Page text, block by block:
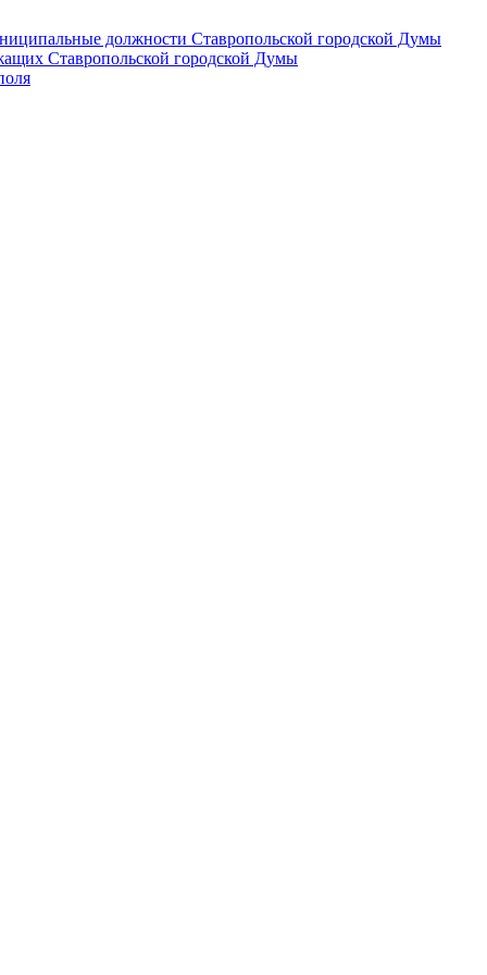
должности Ставропольской городской Думы
Ставропольской городской Думы